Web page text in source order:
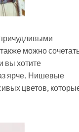
можно
вы хотите
ярче. Нишевые
цветов,